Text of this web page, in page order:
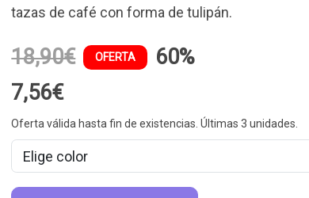
tazas de café con forma de tulipán.
18,90€ OFERTA
60%
7,56€
Oferta válida hasta fin de existencias. Últimas 3 unidades.